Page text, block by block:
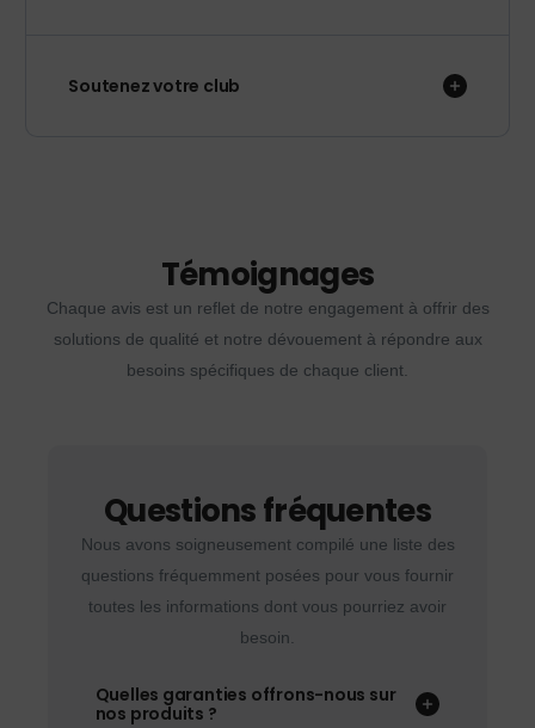
Soutenez votre club
Témoignages
Chaque avis est un reflet de notre engagement à offrir des
solutions de qualité et notre dévouement à répondre aux
besoins spécifiques de chaque client.
Questions fréquentes
Nous avons soigneusement compilé une liste des
questions fréquemment posées pour vous fournir
toutes les informations dont vous pourriez avoir
besoin.
Quelles garanties offrons-nous sur
nos produits ?